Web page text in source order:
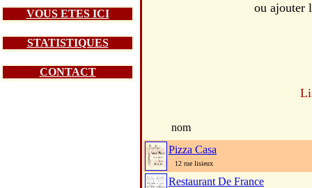
VOUS ETES ICI
STATISTIQUES
CONTACT
ou ajouter
nom
Pizza Casa
12 rue lisieux
Restaurant De France